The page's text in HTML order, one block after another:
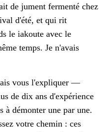
de jument fermenté chez
d'été, et qui rit
le iakoute avec le
temps. Je n'avais
vous l'expliquer —
de dix ans d'expérience
à démonter une par une.
votre chemin : ces